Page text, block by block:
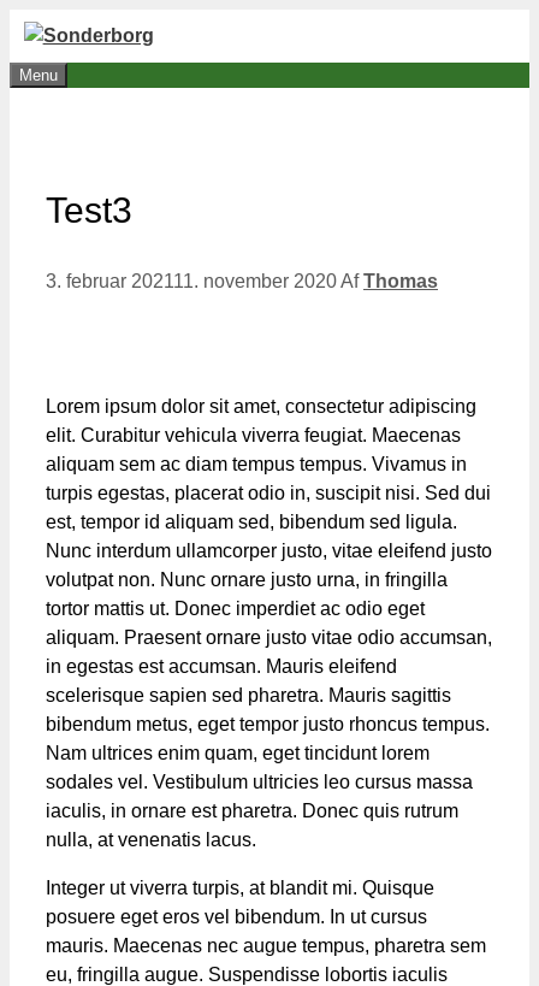
Hop
indhold
Menu
Test3
3. februar 202111. november 2020AfThomas
Lorem ipsum dolor sit amet, consectetur adipiscing
elit. Curabitur vehicula viverra feugiat. Maecenas
aliquam sem ac diam tempus tempus. Vivamus in
turpis egestas, placerat odio in, suscipit nisi. Sed dui
est, tempor id aliquam sed, bibendum sed ligula.
Nunc interdum ullamcorper justo, vitae eleifend justo
volutpat non. Nunc ornare justo urna, in fringilla
tortor mattis ut. Donec imperdiet ac odio eget
aliquam. Praesent ornare justo vitae odio accumsan,
in egestas est accumsan. Mauris eleifend
scelerisque sapien sed pharetra. Mauris sagittis
bibendum metus, eget tempor justo rhoncus tempus.
Nam ultrices enim quam, eget tincidunt lorem
sodales vel. Vestibulum ultricies leo cursus massa
iaculis, in ornare est pharetra. Donec quis rutrum
nulla, at venenatis lacus.
Integer ut viverra turpis, at blandit mi. Quisque
posuere eget eros vel bibendum. In ut cursus
mauris. Maecenas nec augue tempus, pharetra sem
eu, fringilla augue. Suspendisse lobortis iaculis